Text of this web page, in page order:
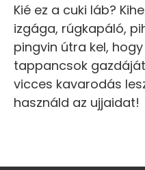
Kié ez a cuki láb?
izgága, rúgkapáló,
pingvin útra kel,
tappancsok
vicces kavarodás
használd az ujjaidat!